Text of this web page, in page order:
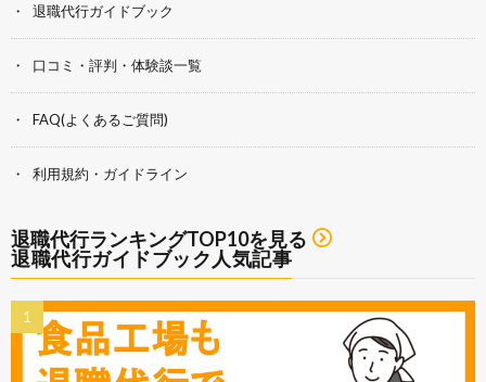
退職代行ガイドブック
口コミ・評判・体験談一覧
FAQ(よくあるご質問)
利用規約・ガイドライン
退職代行ランキングTOP10を見る
退職代行ガイドブック人気記事